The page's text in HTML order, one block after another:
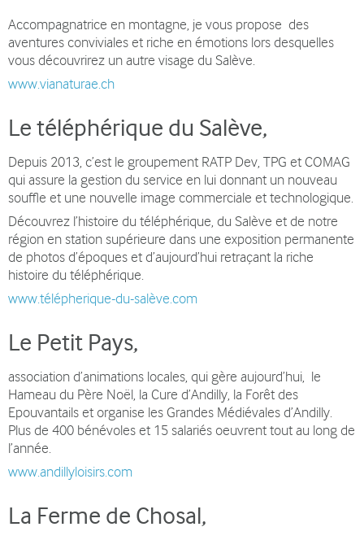
Accompagnatrice en montagne, je vous propose des
aventures conviviales et riche en émotions lors desquelles
vous découvrirez un autre visage du Salève.
www.vianaturae.ch
Le téléphérique du Salève,
Depuis 2013, c’est le groupement RATP Dev, TPG et COMAG
qui assure la gestion du service en lui donnant un nouveau
souffle et une nouvelle image commerciale et technologique.
Découvrez l’histoire du téléphérique, du Salève et de notre
région en station supérieure dans une exposition permanente
de photos d’époques et d’aujourd’hui retraçant la riche
histoire du téléphérique.
www.télépherique-du-salève.com
Le Petit Pays,
association d’animations locales, qui gère aujourd’hui, le
Hameau du Père Noël, la Cure d’Andilly, la Forêt des
Epouvantails et organise les Grandes Médiévales d’Andilly.
Plus de 400 bénévoles et 15 salariés oeuvrent tout au long de
l’année.
www.andillyloisirs.com
La Ferme de Chosal,